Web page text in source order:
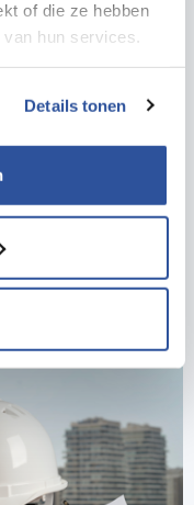
of die ze hebben
hun services.
Details tonen